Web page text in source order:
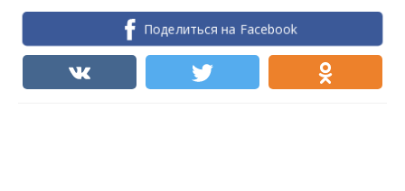
Поделиться на Facebook